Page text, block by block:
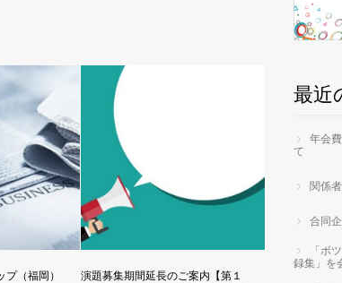
（福岡）
演題募集期間延長のご案内【第１
最近
年会
て
関係
合同
「ボ
録集」を